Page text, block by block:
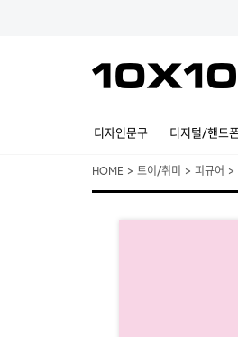
디자인문구 디지털/핸드
HOME > 토이/취미 > 피규어 >